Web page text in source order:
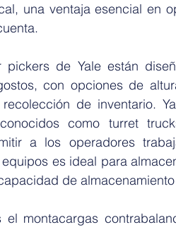
una ventaja esencial en
de Yale están
con opciones de
de inventario.
como turret
a los operadores
es ideal para
de
montacargas